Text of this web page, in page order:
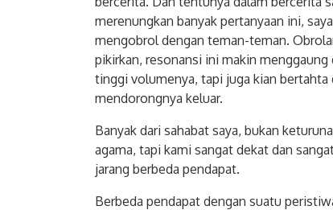
merenungkan banyak pertanyaan ini,
mengobrol dengan teman-teman.
pikirkan, resonansi ini makin
tinggi volumenya, tapi juga kian bertahta
mendorongnya keluar.
Banyak dari sahabat saya, bukan
agama, tapi kami sangat dekat dan
jarang berbeda pendapat.
Berbeda pendapat dengan suatu